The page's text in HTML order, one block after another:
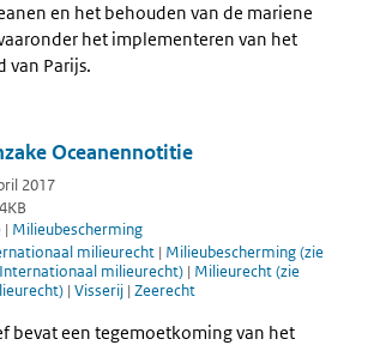
en het behouden van de mariene
het implementeren van het
van Parijs.
Oceanennotitie
2017
| Milieubescherming
milieurecht | Milieubescherming (zie
milieurecht) | Milieurecht (zie
| Visserij | Zeerecht
bevat een tegemoetkoming van het